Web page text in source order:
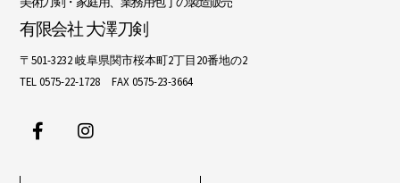
有限会社 大澤刀剣
〒501-3232 岐阜県関市桜本町2丁目20番地の2
TEL 0575-22-1728 FAX 0575-23-3664